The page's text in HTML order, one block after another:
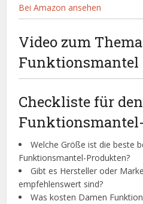
Bei Amazon ansehen
Video zum
Funktionsmantel
Checkliste für
Welche Größe ist die beste
Funktionsmantel-Produkten?
Gibt es Hersteller oder
empfehlenswert sind?
Was kosten Damen